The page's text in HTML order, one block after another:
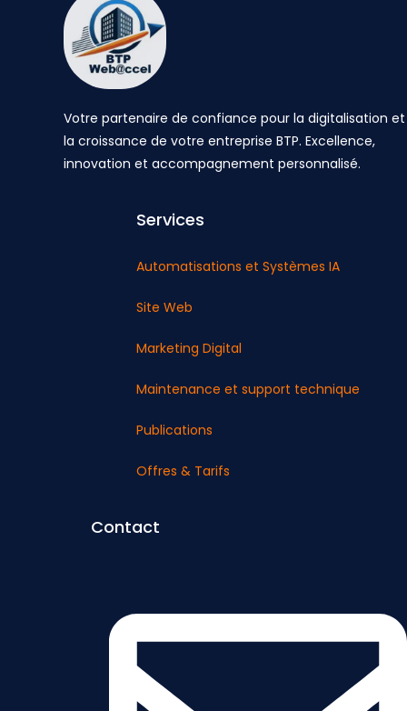
Votre partenaire de confiance pour la digitalisation et
la croissance de votre entreprise BTP. Excellence,
innovation et accompagnement personnalisé.
Services
Automatisations et Systèmes IA
Site Web
Marketing Digital
Maintenance et support technique
Publications
Offres & Tarifs
Contact